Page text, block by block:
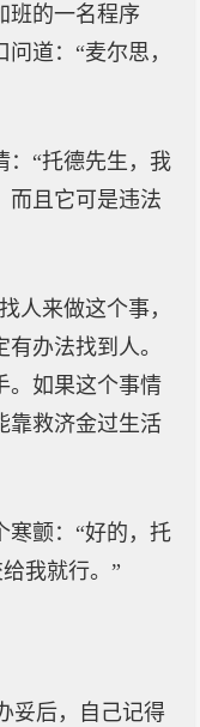
班的一名程序
道：“麦尔思，
：“托德先生，我
而且它可是违法
人来做这个事，
办法找到人。
。如果这个事情
靠救济金过生活
寒颤：“好的，托
我就行。”
妥后，自己记得